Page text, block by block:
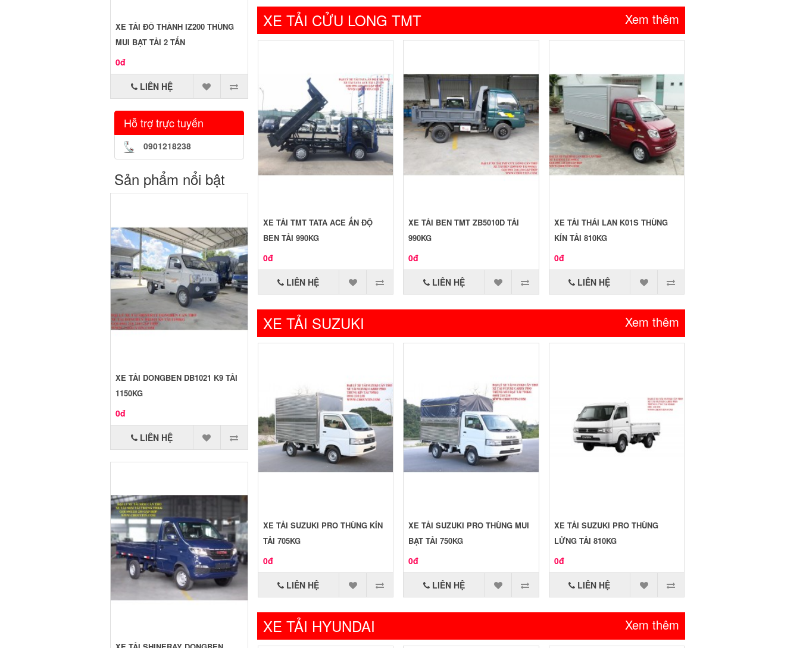
XE TẢI ĐÔ THÀNH IZ200 THÙNG
MUI BẠT TẢI 2 TẤN
0đ
LIÊN HỆ
Hỗ trợ trực tuyến
0901218238
Sản phẩm nổi bật
XE TẢI DONGBEN DB1021 K9 TẢI
1150KG
0đ
LIÊN HỆ
XE TẢI CỬU LONG TMT Xem thêm
XE TẢI TMT TATA ACE ẤN ĐỘ
BEN TẢI 990KG
0đ
LIÊN HỆ
XE TẢI BEN TMT ZB5010D TẢI
990KG
0đ
LIÊN HỆ
XE TẢI THÁI LAN K01S THÙNG
KÍN TẢI 810KG
0đ
LIÊN HỆ
XE TẢI SUZUKI Xem thêm
XE TẢI SUZUKI PRO THÙNG KÍN
TẢI 705KG
0đ
LIÊN HỆ
XE TẢI SUZUKI PRO THÙNG MUI
BẠT TẢI 750KG
0đ
LIÊN HỆ
XE TẢI SUZUKI PRO THÙNG
LỬNG TẢI 810KG
0đ
LIÊN HỆ
XE TẢI HYUNDAI Xem thêm